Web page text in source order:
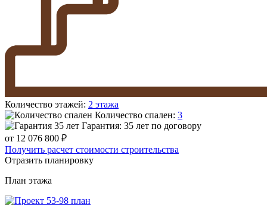
Количество этажей: 2 этажа
Количество спален: 3
Гарантия: 35 лет по договору
от 12 076 800 ₽
Получить расчет стоимости строительства
Отразить планировку
План этажа